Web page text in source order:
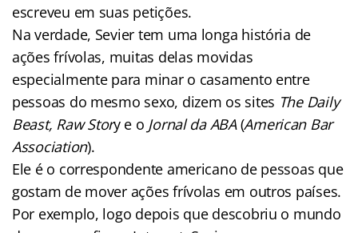
escreveu em suas petições.
Na verdade, Sevier tem uma longa história de
ações frívolas, muitas delas movidas
especialmente para minar o casamento entre
pessoas do mesmo sexo, dizem os sites The Daily
Beast, Raw Story e o Jornal da ABA(American Bar
Association).
Ele é o correspondente americano de pessoas que
gostam de mover ações frívolas em outros países.
Por exemplo, logo depois que descobriu o mundo